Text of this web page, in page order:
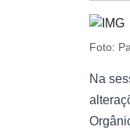
Foto:
Na